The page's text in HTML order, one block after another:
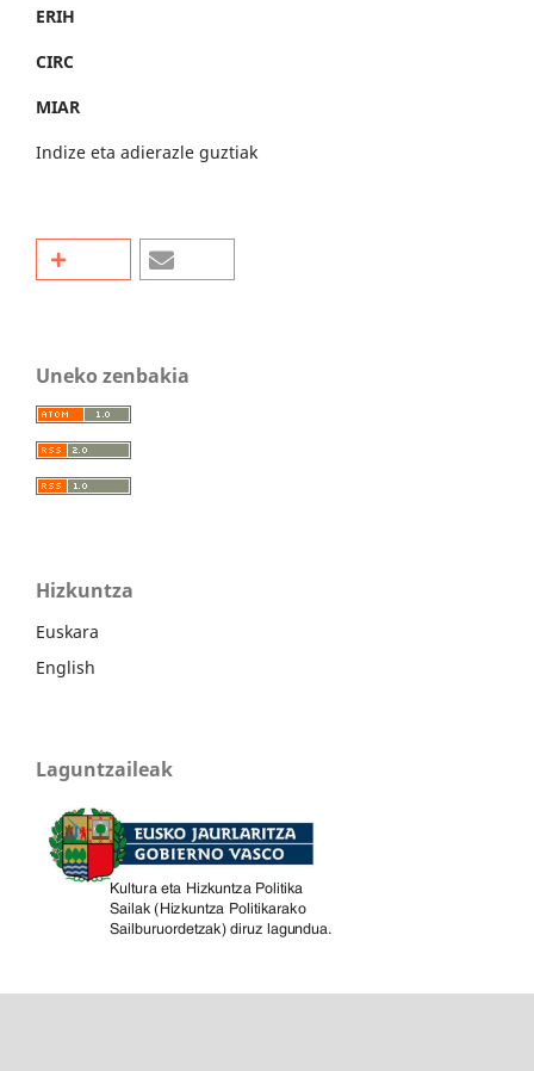
ERIH
CIRC
MIAR
Indize eta adierazle guztiak
Uneko zenbakia
Hizkuntza
Euskara
English
Laguntzaileak